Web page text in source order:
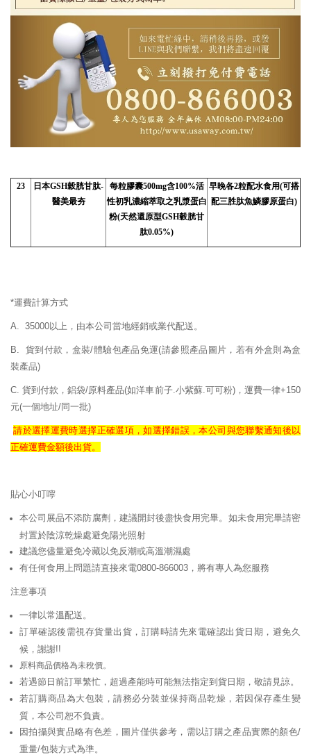
23 日本GSH穀胱甘肽-
醫美最夯
每粒膠囊500mg含100%活
性初乳濃縮萃取之乳漿蛋白
粉(天然還原型GSH穀胱甘
肽0.05%)
早晚各2粒配水食用(可搭
配三胜肽魚鱗膠原蛋白)
*運費計算方式
A. 35000以上，由本公司當地經銷或業代配送。
B. 貨到付款，盒裝/體驗包產品免運(請參照產品圖片，若有外盒則為盒
裝產品)
C. 貨到付款，鋁袋/原料產品(如洋車前子.小紫蘇.可可粉)，運費一律+150
元(一個地址/同一批)
請於選擇運費時選擇正確選項，如選擇錯誤，本公司與您聯繫通知後以
正確運費金額後出貨。
貼心小叮嚀
本公司展品不添防腐劑，建議開封後盡快食用完畢。如未食用完畢請密
封置於陰涼乾燥處避免陽光照射
建議您儘量避免冷藏以免反潮或高溫潮濕處
有任何食用上問題請直接來電0800-866003，將有專人為您服務
注意事項
一律以常溫配送。
訂單確認後需視存貨量出貨，訂購時請先來電確認出貨日期，避免久
候，謝謝!!
原料商品價格為未稅價。
若遇節日前訂單繁忙，超過產能時可能無法指定到貨日期，敬請見諒。
若訂購商品為大包裝，請務必分裝並保持商品乾燥，若因保存產生變
質，本公司恕不負責。
因拍攝與實品略有色差，圖片僅供參考，需以訂購之產品實際的顏色/
重量/包裝方式為準。